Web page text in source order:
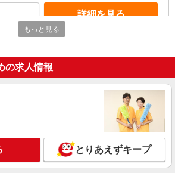
手当（月平均2回分）等、毎月平均的に支払わ
手当を含みます。 ※介護福祉士のみ、特別職
む ◎残業時は別途時間外手当支給（超
過1分〜） ◎賞与 基本給2.08ヶ月分/年支給
詳細を見る
ヘルパー
時給：1,230円 ーーーーーーー 【資格取得
千葉県千葉市稲毛区作草部町578-1 2階
詳細を見る
NEW
もっと見る
の求人情報
とりあえずキープ